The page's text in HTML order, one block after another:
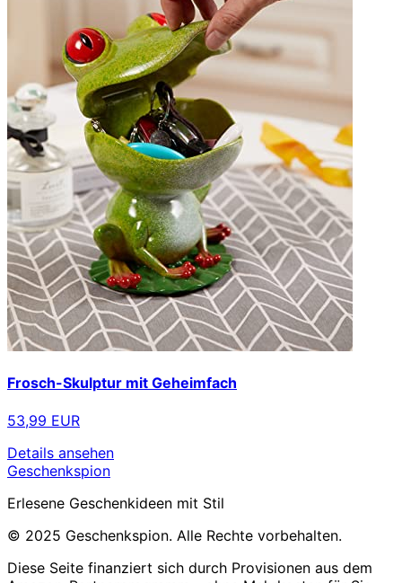
Frosch-Skulptur mit Geheimfach
53,99 EUR
Details ansehen
Geschenkspion
Erlesene Geschenkideen mit Stil
© 2025 Geschenkspion. Alle Rechte vorbehalten.
Diese Seite finanziert sich durch Provisionen aus dem